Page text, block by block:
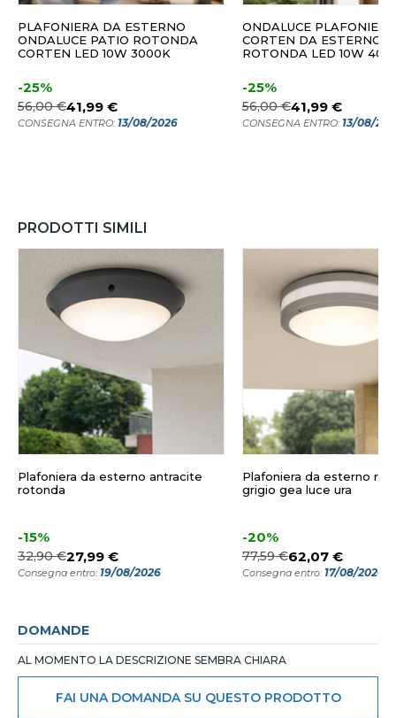
PLAFONIERA DA ESTERNO
ONDALUCE PATIO ROTONDA
CORTEN LED 10W 3000K
-25%
56,00 €41,99 €
CONSEGNA ENTRO: 13/08/2026
ONDALUCE
CORTEN DA ESTERNO
ROTONDA LED 10W
-25%
56,00 €41,99 €
CONSEGNA ENTRO: 13/08/
PRODOTTI SIMILI
Plafoniera da esterno antracite
rotonda
-15%
32,90 €27,99 €
Consegna entro: 19/08/2026
Plafoniera da esterno
grigio gea luce ura
-20%
77,59 €62,07 €
Consegna entro: 17/08/2026
DOMANDE
AL MOMENTO LA DESCRIZIONE SEMBRA CHIARA
FAI UNA DOMANDA SU QUESTO PRODOTTO